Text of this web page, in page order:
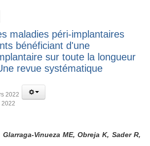
maladies péri-implantaires
bénéficiant d'une
sur toute la longueur
revue systématique
2022
2022
Vinueza ME, Obreja K, Sader R,